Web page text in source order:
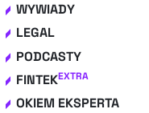
WYWIADY
LEGAL
PODCASTY
FINTEKEXTRA
OKIEM EKSPERTA